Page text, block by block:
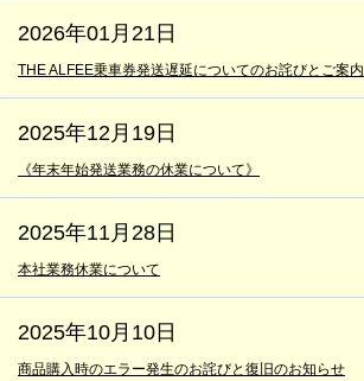
2026年01月21日
THE ALFEE乗車券発送遅延についてのお詫びとご案内
2025年12月19日
《年末年始発送業務の休業について》
2025年11月28日
本社業務休業について
2025年10月10日
商品購入時のエラー発生のお詫びと復旧のお知らせ